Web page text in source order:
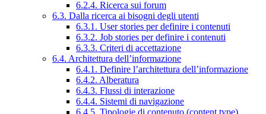
6.2.4. Ricerca sui forum
6.3. Dalla ricerca ai bisogni degli utenti
6.3.1. User stories per definire i contenuti
6.3.2. Job stories per definire i contenuti
6.3.3. Criteri di accettazione
6.4. Architettura dell’informazione
6.4.1. Definire l’architettura dell’informazione
6.4.2. Alberatura
6.4.3. Flussi di interazione
6.4.4. Sistemi di navigazione
6.4.5. Tipologie di contenuto (content type)